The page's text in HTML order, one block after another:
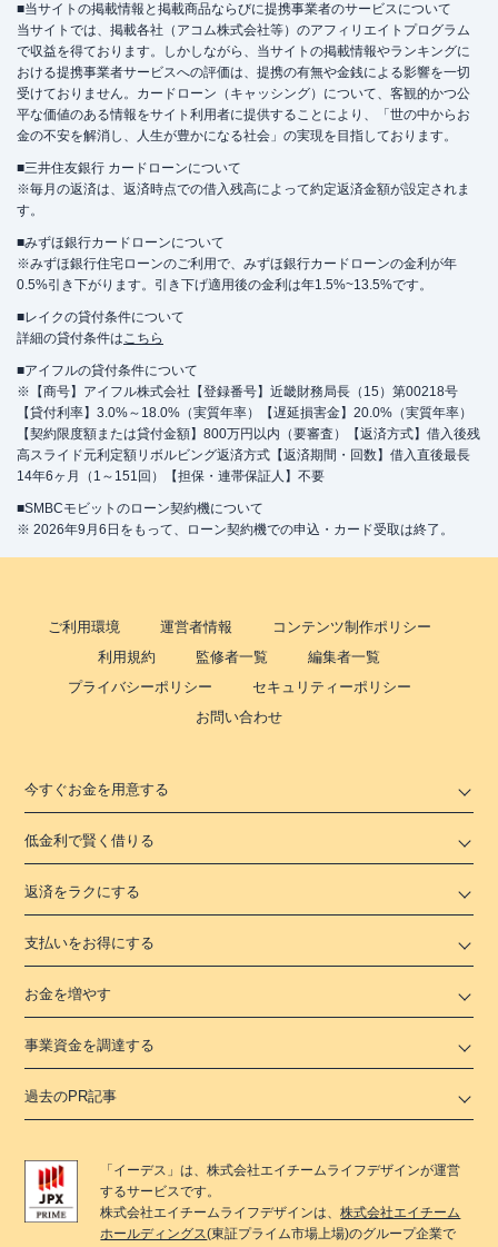
■当サイトの掲載情報と掲載商品ならびに提携事業者のサービスについて
当サイトでは、掲載各社（アコム株式会社等）のアフィリエイトプログラム
で収益を得ております。しかしながら、当サイトの掲載情報やランキングに
おける提携事業者サービスへの評価は、提携の有無や金銭による影響を一切
受けておりません。カードローン（キャッシング）について、客観的かつ公
平な価値のある情報をサイト利用者に提供することにより、「世の中からお
金の不安を解消し、人生が豊かになる社会」の実現を目指しております。
■三井住友銀行 カードローンについて
※毎月の返済は、返済時点での借入残高によって約定返済金額が設定されま
す。
■みずほ銀行カードローンについて
※みずほ銀行住宅ローンのご利用で、みずほ銀行カードローンの金利が年
0.5%引き下がります。引き下げ適用後の金利は年1.5%~13.5%です。
■レイクの貸付条件について
詳細の貸付条件はこちら
■アイフルの貸付条件について
※【商号】アイフル株式会社【登録番号】近畿財務局長（15）第00218号
【貸付利率】3.0%～18.0%（実質年率）【遅延損害金】20.0%（実質年率）
【契約限度額または貸付金額】800万円以内（要審査）【返済方式】借入後残
高スライド元利定額リボルビング返済方式【返済期間・回数】借入直後最長
14年6ヶ月（1～151回）【担保・連帯保証人】不要
■SMBCモビットのローン契約機について
※ 2026年9月6日をもって、ローン契約機での申込・カード受取は終了。
ご利用環境 運営者情報
コンテンツ制作ポリシー
利用規約
監修者一覧
編集者一覧
プライバシーポリシー
セキュリティーポリシー
お問い合わせ
今すぐお金を用意する
低金利で賢く借りる
返済をラクにする
支払いをお得にする
お金を増やす
事業資金を調達する
過去のPR記事
「 イーデス 」は、株式会社エイチームライフデザインが運営
するサービスです。
株式会社エイチームライフデザインは、株式会社エイチーム
ホールディングス(東証プライム市場上場)のグループ企業で